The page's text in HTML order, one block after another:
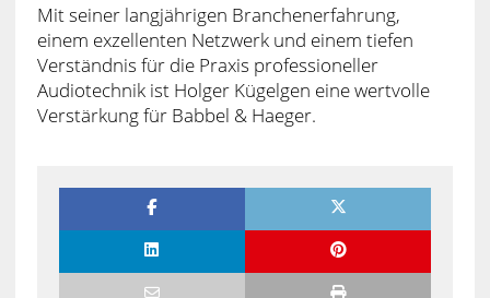
Mit seiner langjährigen Branchenerfahrung,
einem exzellenten Netzwerk und einem tiefen
Verständnis für die Praxis professioneller
Audiotechnik ist Holger Kügelgen eine wertvolle
Verstärkung für Babbel & Haeger.